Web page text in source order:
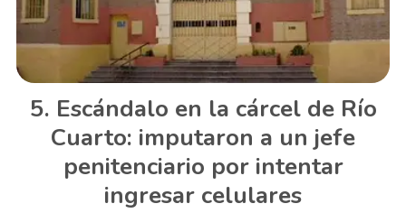
Escándalo en la cárcel de Río
Cuarto: imputaron a un jefe
penitenciario por intentar
ingresar celulares